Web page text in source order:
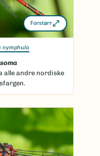
Forstørr
nymphula
alle andre nordiske